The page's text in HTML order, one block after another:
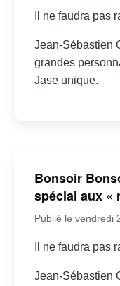
Il ne faudra pas
Jean-Sébastien
grandes
Jase unique.
Bonsoir
spécial aux «
Publié le vendredi
Il ne faudra pas
Jean-Sébastien